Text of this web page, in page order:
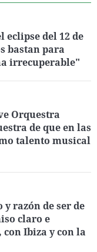
eclipse del 12 de
bastan para
irrecuperable"
Orquestra
de que en las
talento musical
razón de ser de
claro e
Ibiza y con la